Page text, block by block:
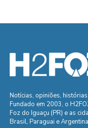
Notícias, opiniões,
Fundado em 2003, o
Foz do Iguaçu (PR) e as
Brasil, Paraguai e